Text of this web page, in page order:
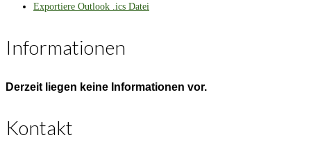
Exportiere Outlook .ics Datei
Informationen
Derzeit liegen keine Informationen vor.
Kontakt